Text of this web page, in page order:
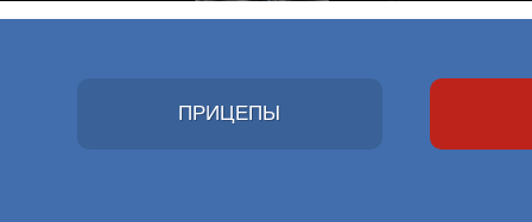
ПРИЦЕПЫ